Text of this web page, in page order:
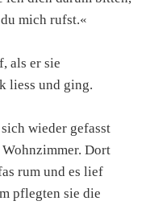
mich rufst.«
als er sie
liess und ging.
wieder gefasst
Dort
rum und es lief
pflegten sie die